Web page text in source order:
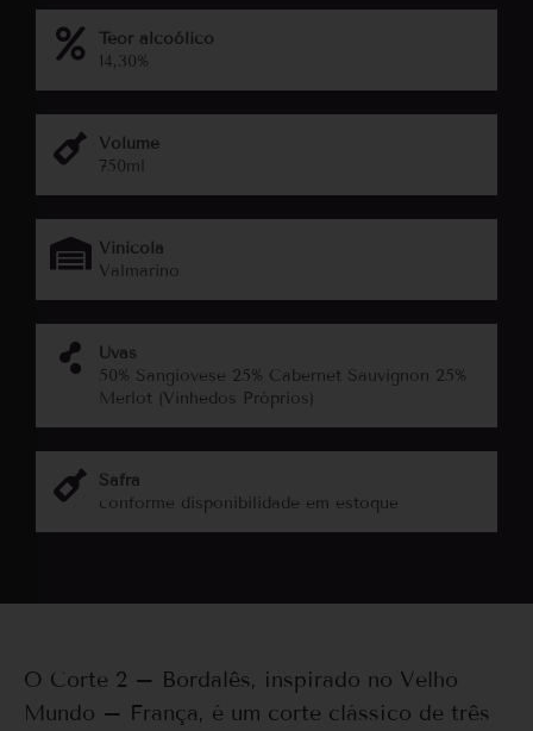
Teor alcoólico
14,30%
Volume
750ml
Vinicola
Valmarino
Uvas
50% Sangiovese 25% Cabernet Sauvignon 25%
Merlot (Vinhedos Próprios)
Safra
conforme disponibilidade em estoque
O Corte 2 – Bordalês, inspirado no Velho
Mundo – França, é um corte clássico de três